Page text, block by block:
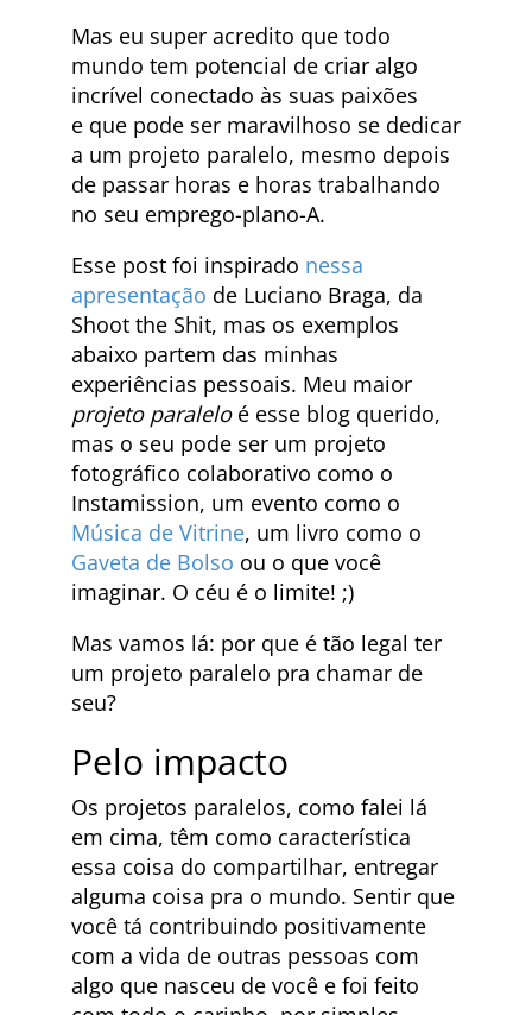
Mas eu super acredito que todo
mundo tem potencial de criar algo
incrível conectado às suas paixões
e que pode ser maravilhoso se dedicar
a um projeto paralelo, mesmo depois
de passar horas e horas trabalhando
no seu emprego-plano-A.
Esse post foi inspirado nessa
apresentação de Luciano Braga, da
Shoot the Shit, mas os exemplos
abaixo partem das minhas
experiências pessoais. Meu maior
projeto paraleloé esse blog querido,
mas o seu pode ser um projeto
fotográfico colaborativo como o
Instamission, um evento como o
Música de Vitrine, um livro como o
Gaveta de Bolso ou o que você
imaginar. O céu é o limite! ;)
Mas vamos lá: por que é tão legal ter
um projeto paralelo pra chamar de
seu?
Pelo impacto
Os projetos paralelos, como falei lá
em cima, têm como característica
essa coisa do compartilhar, entregar
alguma coisa pra o mundo. Sentir que
você tá contribuindo positivamente
com a vida de outras pessoas com
algo que nasceu de você e foi feito